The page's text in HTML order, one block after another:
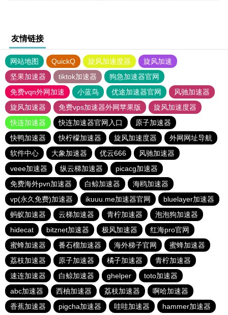
友情链接
网站地图 QuickQ 旋风加速度器
旋风加速
坚果加速器
tiktok加速器
狗急加速器官网
免费vqn外网加速
小蓝鸟 优途加速器官网
风驰加速器
旋风加速器
免费vps加速器外网苹果版
旋风加速度器
快连加速器
快连加速器官网入口
原子加速器
快鸭加速器
快柠檬加速器 旋风加速度器
外网网址导航
软件中心
大象加速器 优云666
风驰加速器
veee加速器
纵云梯加速器
picacg加速器
免费海外pvn加速器
白鲸加速器
海鸥加速器
vp(永久免费)加速器
ikuuu.me加速器官网
bluelayer加速器
蚂蚁加速器
云梯加速器 青柠加速器
泡泡狗加速器
hidecat
bitznet加速器 极风加速器
红海pro官网
蜜蜂加速器
番石榴加速器 海外梯子官网
蜜蜂加速器
荔枝加速器
原子加速器 橘子加速器
青柠加速器
速连加速器
白鲸加速器 ghelper
toto加速器
abc加速器
西柚加速器 荔枝加速器
啊哈加速器
香蕉加速器
pigcha加速器 哇哇加速器 hammer加速器